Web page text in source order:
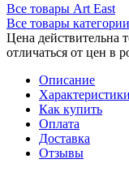
Все товары Art East
Все товары категории
Цена действительна
отличаться от цен в
Описание
Характеристики
Как купить
Оплата
Доставка
Отзывы